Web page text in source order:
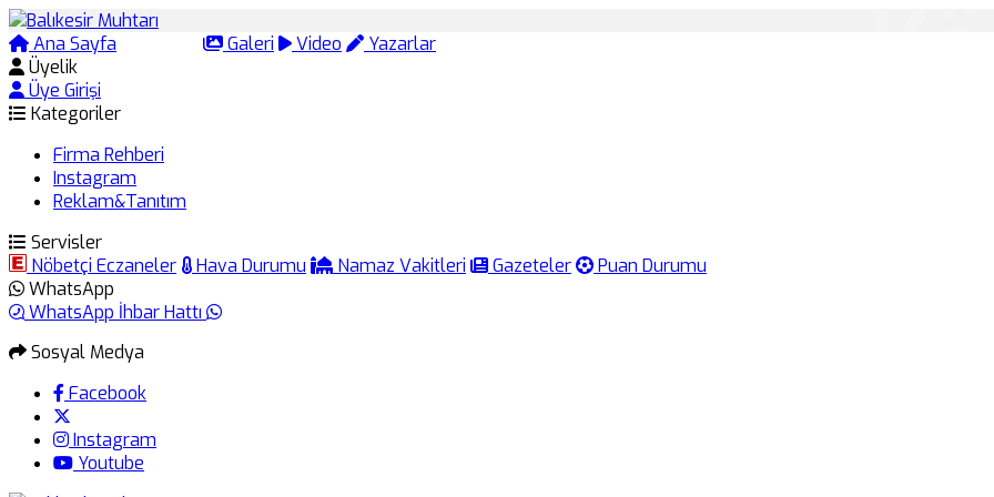
Ana Sayfa Galeri Video
Yazarlar
Üyelik
Üye Girişi
Kategoriler
Firma Rehberi
Instagram
Reklam&Tanıtım
Servisler
Nöbetçi Eczaneler
Hava Durumu Namaz Vakitleri Gazeteler
Puan Durumu
WhatsApp
WhatsApp İhbar Hattı
Sosyal Medya
Facebook
Instagram
Youtube